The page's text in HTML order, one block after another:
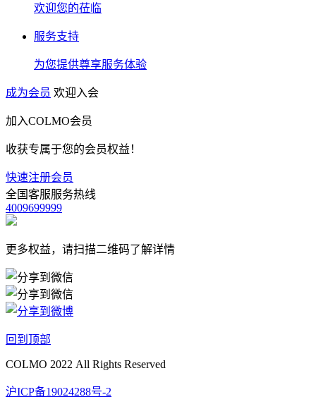
欢迎您的莅临
服务支持
为您提供尊享服务体验
成为会员 欢迎入会
加入COLMO会员
收获专属于您的会员权益！
快速注册会员
全国客服服务热线
4009699999
更多权益，请扫描二维码了解详情
回到顶部
COLMO 2022 All Rights Reserved
沪ICP备19024288号-2